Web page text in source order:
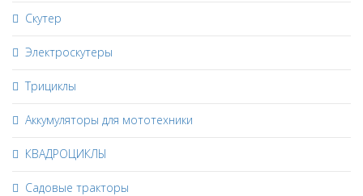
Скутер
Электроскутеры
Трициклы
Аккумуляторы для мототехники
КВАДРОЦИКЛЫ
Садовые тракторы